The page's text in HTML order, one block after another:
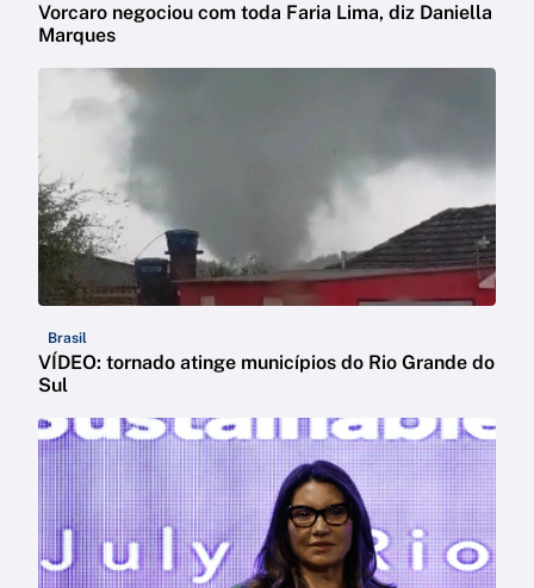
Vorcaro negociou com toda Faria Lima, diz Daniella
Marques
Brasil
VÍDEO: tornado atinge municípios do Rio Grande do
Sul